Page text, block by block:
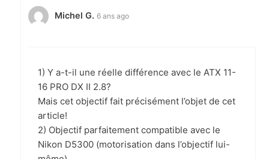
Michel G. 6 ans ago
1) Y a-t-il une réelle différence avec le ATX 11-
16 PRO DX II 2.8?
Mais cet objectif fait précisément l’objet de cet
article!
2) Objectif parfaitement compatible avec le
Nikon D5300 (motorisation dans l’objectif lui-